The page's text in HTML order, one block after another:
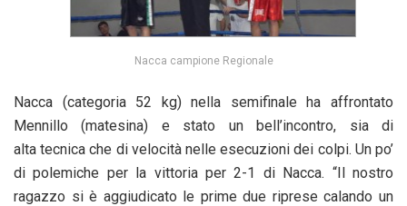
Nacca campione Regionale
Nacca (categoria 52 kg) nella semifinale ha affrontato
Mennillo (matesina) e stato un bell’incontro, sia di
alta tecnica che di velocità nelle esecuzioni dei colpi. Un po’
di polemiche per la vittoria per 2-1 di Nacca. “Il nostro
ragazzo si è aggiudicato le prime due riprese calando un